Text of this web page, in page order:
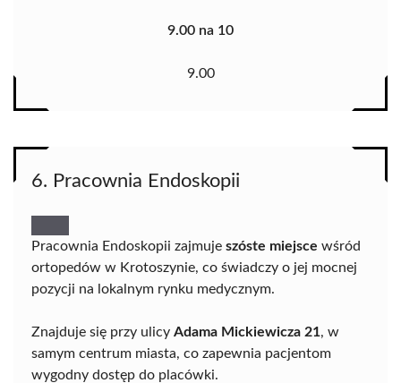
9.00 na 10
9.00
6. Pracownia Endoskopii
Pracownia Endoskopii zajmuje szóste miejsce wśród
ortopedów w Krotoszynie, co świadczy o jej mocnej
pozycji na lokalnym rynku medycznym.
Znajduje się przy ulicy Adama Mickiewicza 21, w
samym centrum miasta, co zapewnia pacjentom
wygodny dostęp do placówki.